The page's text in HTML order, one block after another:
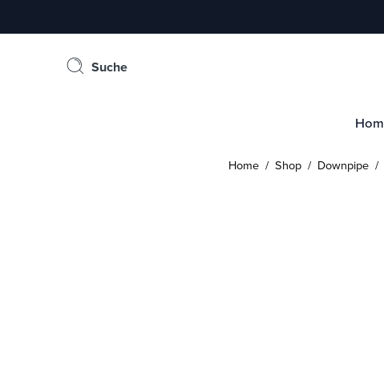
Suche
Home / Shop / Downpipe /